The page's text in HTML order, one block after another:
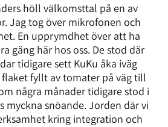
höll välkomsttal på en av
Jag tog över mikrofonen och
En upprymdhet över att ha
gäng här hos oss. De stod där
tidigare sett KuKu åka iväg
fyllt av tomater på väg till
några månader tidigare stod i
myckna snöande. Jorden där vi
kring integration och